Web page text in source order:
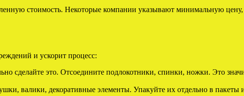
стоимость. Некоторые компании указывают минимальную цену,
и ускорит процесс:
сделайте это. Отсоедините подлокотники, спинки, ножки. Это
валики, декоративные элементы. Упакуйте их отдельно в пакеты